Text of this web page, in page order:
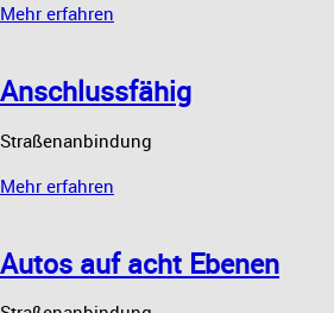
Mehr erfahren
Anschlussfähig
Straßenanbindung
Mehr erfahren
Autos auf acht Ebenen